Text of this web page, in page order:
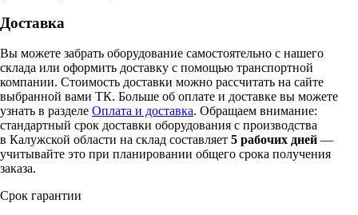
Доставка
Вы можете забрать оборудование самостоятельно с нашего
склада или оформить доставку с помощью транспортной
компании. Стоимость доставки можно рассчитать на сайте
выбранной вами ТК. Больше об оплате и доставке вы можете
узнать в разделе Оплата и доставка. Обращаем внимание:
стандартный срок доставки оборудования с производства
в Калужской области на склад составляет 5 рабочих дней —
учитывайте это при планировании общего срока получения
заказа.
Срок гарантии